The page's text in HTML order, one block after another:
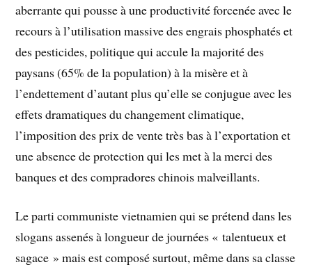
aberrante qui pousse à une productivité forcenée avec le
recours à l’utilisation massive des engrais phosphatés et
des pesticides, politique qui accule la majorité des
paysans (65% de la population) à la misère et à
l’endettement d’autant plus qu’elle se conjugue avec les
effets dramatiques du changement climatique,
l’imposition des prix de vente très bas à l’exportation et
une absence de protection qui les met à la merci des
banques et des compradores chinois malveillants.
Le parti communiste vietnamien qui se prétend dans les
slogans assenés à longueur de journées « talentueux et
sagace » mais est composé surtout, même dans sa classe